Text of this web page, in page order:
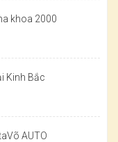
khoa 2000
Kinh Bắc
AUTO